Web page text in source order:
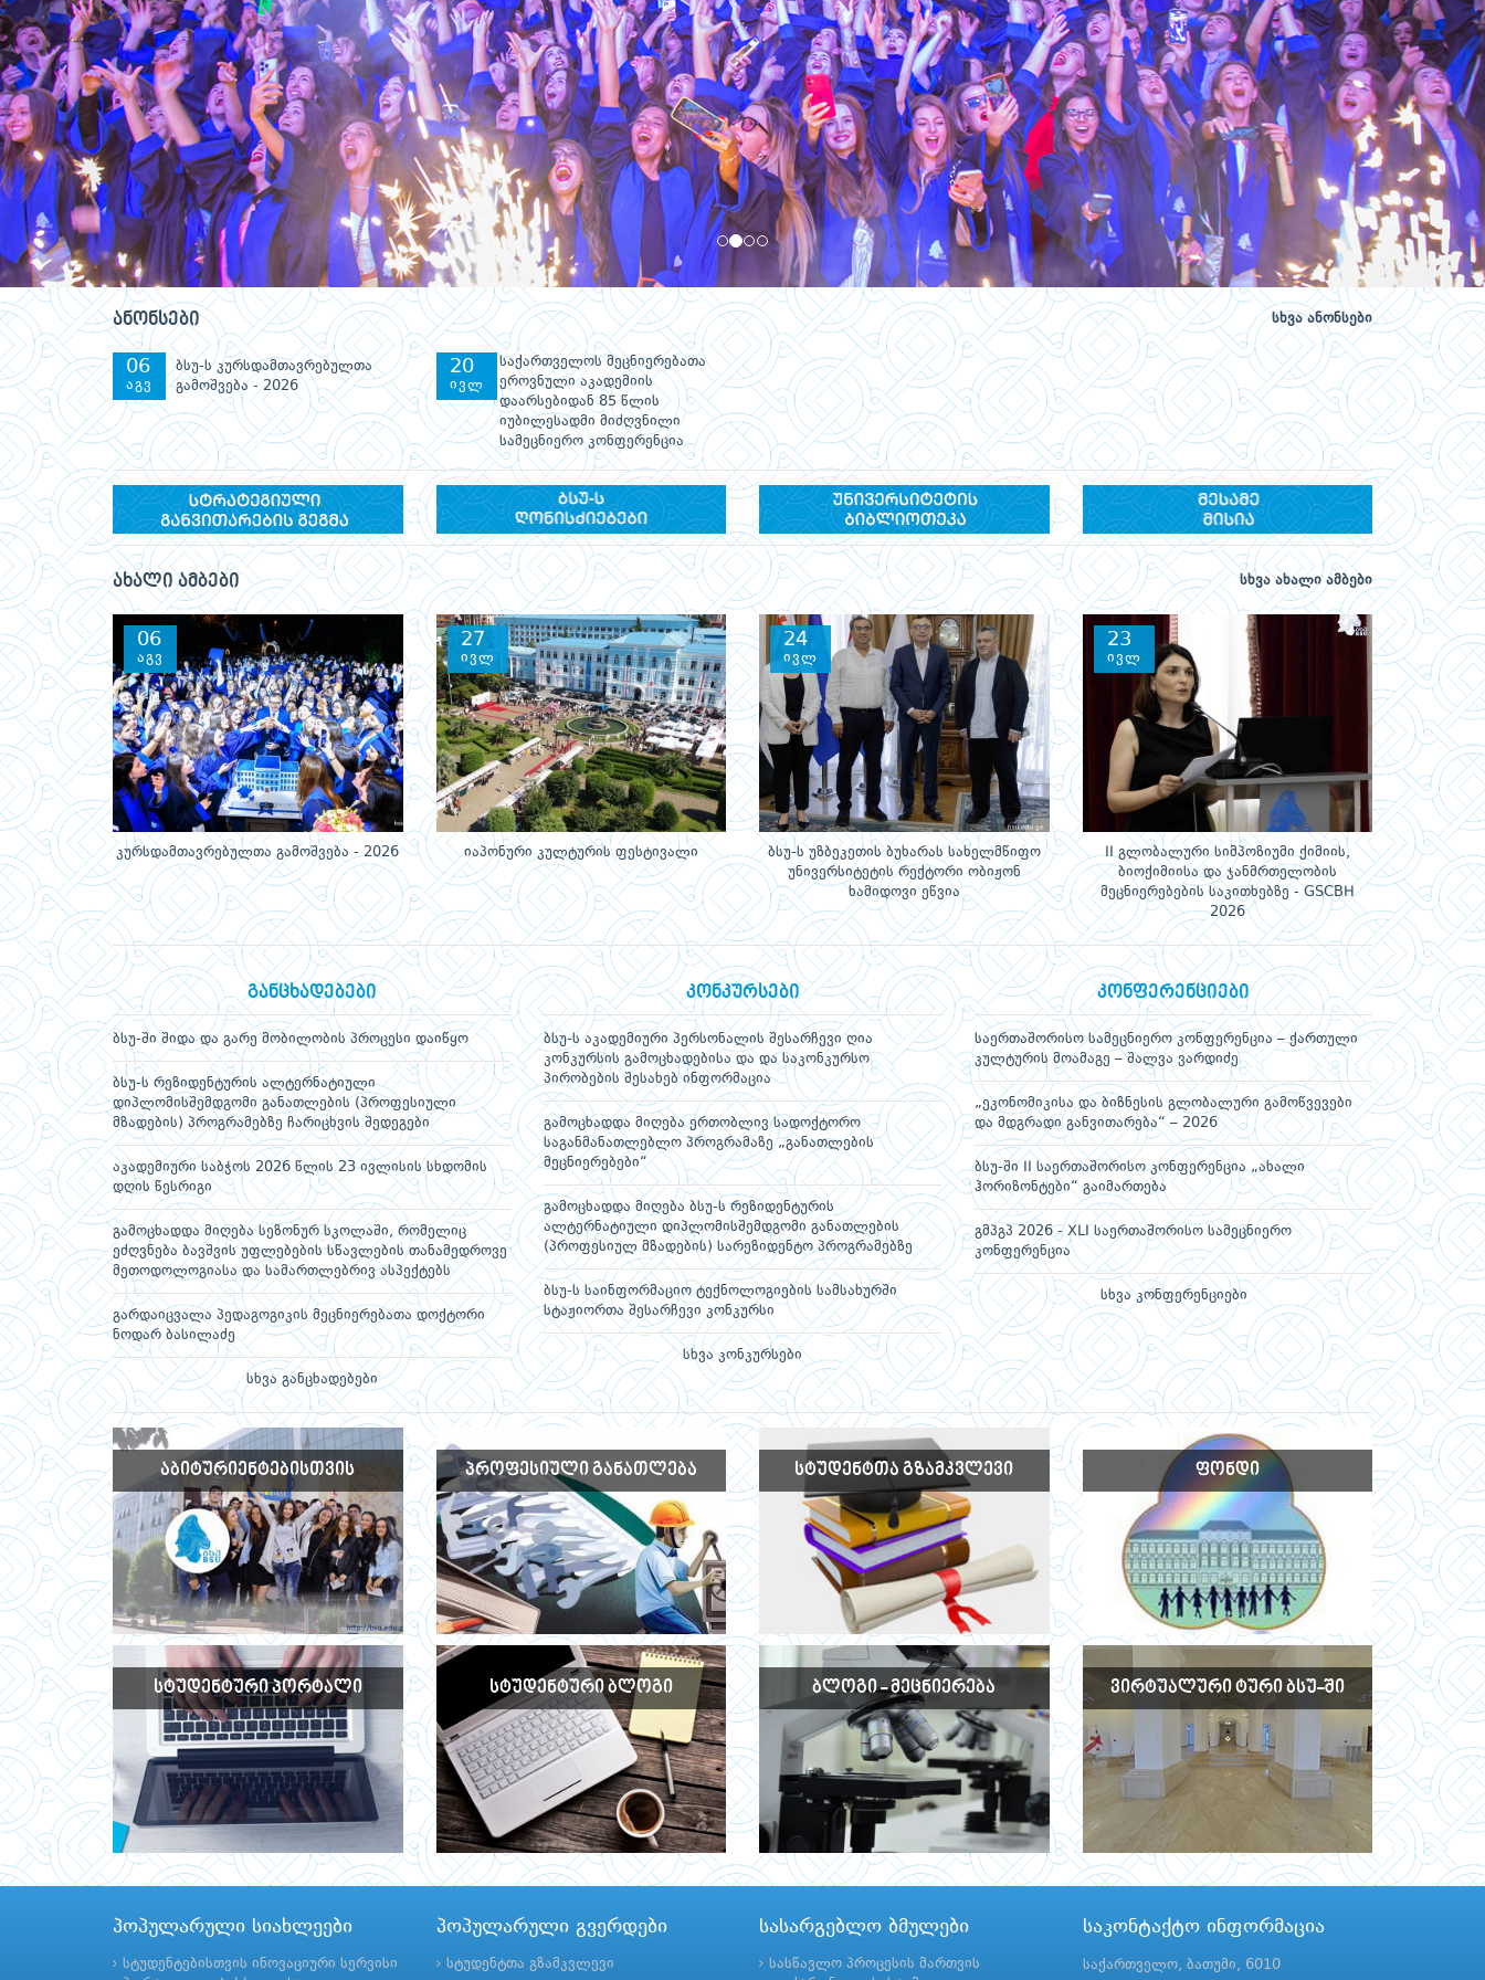
ანონსები სხვა ანონსები
06
აგვ
ბსუ-ს კურსდამთავრებულთა
გამოშვება - 2026
20
ივლ
საქართველოს მეცნიერებათა
ეროვნული აკადემიის
დაარსებიდან 85 წლის
იუბილესადმი მიძღვნილი
სამეცნიერო კონფერენცია
ახალი ამბები სხვა ახალი ამბები
06
აგვ
კურსდამთავრებულთა გამოშვება - 2026
27
ივლ
იაპონური კულტურის ფესტივალი
24
ივლ
ბსუ-ს უზბეკეთის ბუხარას სახელმწიფო
უნივერსიტეტის რექტორი ობიჟონ
ხამიდოვი ეწვია
23
ივლ
II გლობალური სიმპოზიუმი ქიმიის,
ბიოქიმიისა და ჯანმრთელობის
მეცნიერებების საკითხებზე - GSCBH
2026
განცხადებები
ბსუ-ში შიდა და გარე მობილობის პროცესი დაიწყო
ბსუ-ს რეზიდენტურის ალტერნატიული
დიპლომისშემდგომი განათლების (პროფესიული
მზადების) პროგრამებზე ჩარიცხვის შედეგები
აკადემიური საბჭოს 2026 წლის 23 ივლისის სხდომის
დღის წესრიგი
გამოცხადდა მიღება სეზონურ სკოლაში, რომელიც
ეძღვნება ბავშვის უფლებების სწავლების თანამედროვე
მეთოდოლოგიასა და სამართლებრივ ასპექტებს
გარდაიცვალა პედაგოგიკის მეცნიერებათა დოქტორი
ნოდარ ბასილაძე
სხვა განცხადებები
კონკურსები
ბსუ-ს აკადემიური პერსონალის შესარჩევი ღია
კონკურსის გამოცხადებისა და და საკონკურსო
პირობების შესახებ ინფორმაცია
გამოცხადდა მიღება ერთობლივ სადოქტორო
საგანმანათლებლო პროგრამაზე „განათლების
მეცნიერებები“
გამოცხადდა მიღება ბსუ-ს რეზიდენტურის
ალტერნატიული დიპლომისშემდგომი განათლების
(პროფესიულ მზადების) სარეზიდენტო პროგრამებზე
ბსუ-ს საინფორმაციო ტექნოლოგიების სამსახურში
სტაჟიორთა შესარჩევი კონკურსი
სხვა კონკურსები
კონფერენციები
საერთაშორისო სამეცნიერო კონფერენცია – ქართული
კულტურის მოამაგე – შალვა ვარდიძე
„ეკონომიკისა და ბიზნესის გლობალური გამოწვევები
და მდგრადი განვითარება“ – 2026
ბსუ-ში II საერთაშორისო კონფერენცია „ახალი
ჰორიზონტები“ გაიმართება
გმპგპ 2026 - XLI საერთაშორისო სამეცნიერო
კონფერენცია
სხვა კონფერენციები
ᲐᲑᲘᲢᲣᲠᲘᲔᲜᲢᲔᲑᲘᲡᲗᲕᲘᲡ ᲞᲠᲝᲤᲔᲡᲘᲣᲚᲘ ᲒᲐᲜᲐᲗᲚᲔᲑᲐ ᲡᲢᲣᲓᲔᲜᲢᲗᲐ ᲒᲖᲐᲛᲙᲕᲚᲔᲕᲘ ᲤᲝᲜᲓᲘ
ᲡᲢᲣᲓᲔᲜᲢᲣᲠᲘ ᲞᲝᲠᲢᲐᲚᲘ ᲡᲢᲣᲓᲔᲜᲢᲣᲠᲘ ᲑᲚᲝᲒᲘ ᲑᲚᲝᲒᲘ - ᲛᲔᲪᲜᲘᲔᲠᲔᲑᲐ ᲕᲘᲠᲢᲣᲐᲚᲣᲠᲘ ᲢᲣᲠᲘ ᲑᲡᲣ-ᲨᲘ
პოპულარული სიახლეები
სტუდენტებისთვის ინოვაციური სერვისი
პოპულარული გვერდები
სტუდენტთა გზამკვლევი
სასარგებლო ბმულები
სასწავლო პროცესის მართვის
საკონტაქტო ინფორმაცია
საქართველო, ბათუმი, 6010